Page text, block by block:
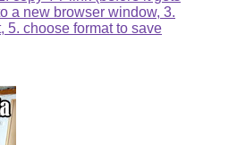
a new browser window, 3.
5. choose format to save